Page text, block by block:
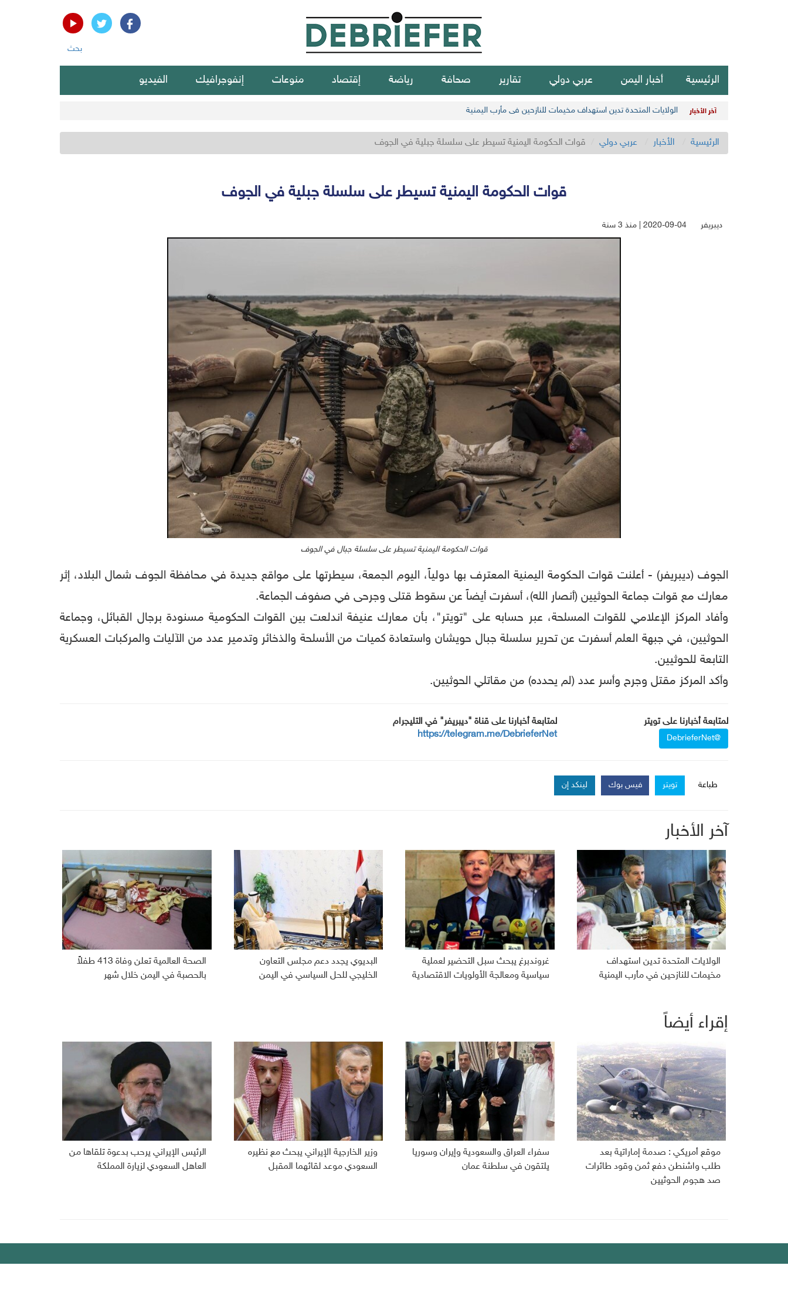
بحث
الرئيسية أخبار اليمن عربي دولي تقارير صحافة رياضة إقتصاد منوعات إنفوجرافيك الفيديو
آخر الأخبار الولايات المتحدة تدين استهداف مخيمات للنازحين في مأرب اليمنية
الرئيسية الأخبار عربي دولي قوات الحكومة اليمنية تسيطر على سلسلة جبلية في الجوف
قوات الحكومة اليمنية تسيطر على سلسلة جبلية في الجوف
ديبريفر 2020-09-04 | منذ 3 سنة
قوات الحكومة اليمنية تسيطر على سلسلة جبال في الجوف
الجوف (ديبريفر) - أعلنت قوات الحكومة اليمنية المعترف بها دولياً، اليوم الجمعة، سيطرتها على مواقع جديدة في محافظة الجوف شمال البلاد، إثر
معارك مع قوات جماعة الحوثيين (أنصار الله)، أسفرت أيضاً عن سقوط قتلى وجرحى في صفوف الجماعة.
وأفاد المركز الإعلامي للقوات المسلحة، عبر حسابه على "تويتر"، بأن معارك عنيفة اندلعت بين القوات الحكومية مسنودة برجال القبائل، وجماعة
الحوثيين، في جبهة العلم أسفرت عن تحرير سلسلة جبال حويشان واستعادة كميات من الأسلحة والذخائر وتدمير عدد من الآليات والمركبات العسكرية
التابعة للحوثيين.
وأكد المركز مقتل وجرح وأسر عدد (لم يحدده) من مقاتلي الحوثيين.
لمتابعة أخبارنا على تويتر
@DebrieferNet
لمتابعة أخبارنا على قناة "ديبريفر" في التليجرام
https://telegram.me/DebrieferNet
طباعة تويتر فيس بوك لينكد إن
آخر الأخبار
الولايات المتحدة تدين استهداف
مخيمات للنازحين في مأرب اليمنية
غروندبرغ يبحث سبل التحضير لعملية
سياسية ومعالجة الأولويات الاقتصادية
البديوي يجدد دعم مجلس التعاون
الخليجي للحل السياسي في اليمن
الصحة العالمية تعلن وفاة 413 طفلاً
بالحصبة في اليمن خلال شهر
إقراء أيضاً
موقع أمريكي : صدمة إماراتية بعد
طلب واشنطن دفع ثمن وقود طائرات
صد هجوم الحوثيين
سفراء العراق والسعودية وإيران وسوريا
يلتقون في سلطنة عمان
وزير الخارجية الإيراني يبحث مع نظيره
السعودي موعد لقائهما المقبل
الرئيس الإيراني يرحب بدعوة تلقاها من
العاهل السعودي لزيارة المملكة